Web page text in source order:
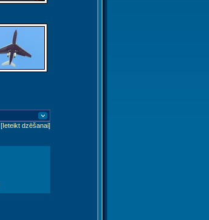
[Ieteikt dzēšanai]